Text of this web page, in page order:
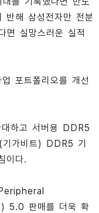
반해 삼성전자만 전분
면 실망스러운 실적
포트폴리오를 개선
하고 서버용 DDR5
가비트) DDR5 기
이다.
판매를 더욱 확